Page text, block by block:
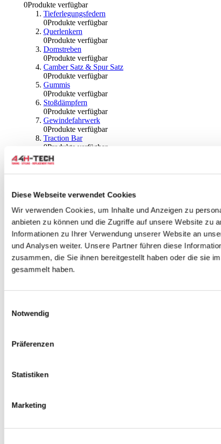
Diese Webseite verwendet Cookies
Wir verwenden Cookies, um Inhalte und Anzeigen zu
anbieten zu können und die Zugriffe auf unsere Website zu
Informationen zu Ihrer Verwendung unserer Website an
und Analysen weiter. Unsere Partner führen diese
zusammen, die Sie ihnen bereitgestellt haben oder die sie
gesammelt haben.
Notwendig
Präferenzen
Statistiken
Marketing
0Produkte verfügbar
Tieferlegungsfedern
0Produkte verfügbar
Querlenkern
0Produkte verfügbar
Domstreben
0Produkte verfügbar
Camber Satz & Spur Satz
0Produkte verfügbar
Gummis
0Produkte verfügbar
Stoßdämpfern
0Produkte verfügbar
Gewindefahrwerk
0Produkte verfügbar
Traction Bar
0Produkte verfügbar
Stabilisator & Zubehör
0Produkte verfügbar
Kugeln & Abdeckungen
Radlagern & Naben
0Produkte verfügbar
Räder und Zubehör
0Produkte verfügbar
Spurverbreiterungen
0Produkte verfügbar
Radmuttern
0Produkte verfügbar
Bremsen